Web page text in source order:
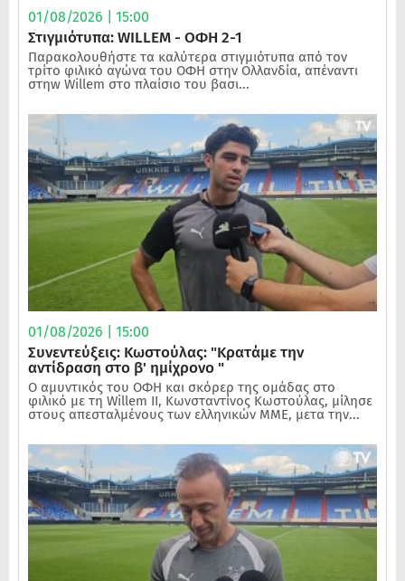
01/08/2026 | 15:00
Στιγμιότυπα: WILLEM - ΟΦΗ 2-1
Παρακολουθήστε τα καλύτερα στιγμιότυπα από τον
τρίτο φιλικό αγώνα του ΟΦΗ στην Ολλανδία, απέναντι
στηw Willem στο πλαίσιο του βασι...
01/08/2026 | 15:00
Συνεντεύξεις: Κωστούλας: "Κρατάμε την
αντίδραση στο β' ημίχρονο "
Ο αμυντικός του ΟΦΗ και σκόρερ της ομάδας στο
φιλικό με τη Willem II, Κωνσταντίνος Κωστούλας, μίλησε
στους απεσταλμένους των ελληνικών ΜΜΕ, μετα την...